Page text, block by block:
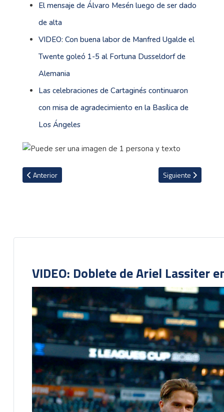
El mensaje de Álvaro Mesén luego de ser dado
de alta
VIDEO: Con buena labor de Manfred Ugalde el
Twente goleó 1-5 al Fortuna Dusseldorf de
Alemania
Las celebraciones de Cartaginés continuaron
con misa de agradecimiento en la Basílica de
Los Ángeles
Artículo anterior: Estadio Nuevo de Limón recibiría inversión de
Anterior Artículo siguiente:
Siguiente
VIDEO: Doblete de Ariel Lassiter